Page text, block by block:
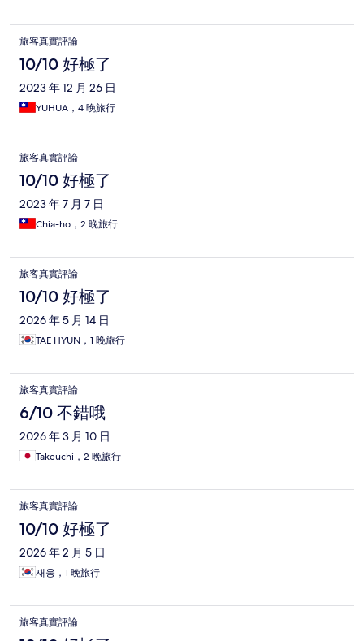
旅客真實評論
10/10 好極了
2023 年 12 月 26 日
YUHUA，4 晚旅行
旅客真實評論
10/10 好極了
2023 年 7 月 7 日
Chia-ho，2 晚旅行
旅客真實評論
10/10 好極了
2026 年 5 月 14 日
TAE HYUN，1 晚旅行
旅客真實評論
6/10 不錯哦
2026 年 3 月 10 日
Takeuchi，2 晚旅行
旅客真實評論
10/10 好極了
2026 年 2 月 5 日
재웅，1 晚旅行
旅客真實評論